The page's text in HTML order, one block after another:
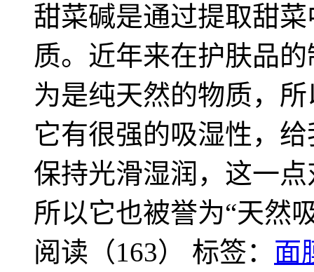
甜菜碱是通过提取甜
质。近年来在护肤品
为是纯天然的物质，
它有很强的吸湿性，
保持光滑湿润，这一
所以它也被誉为“天然
阅读（163） 标签： 面